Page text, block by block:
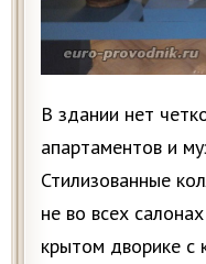
В здании нет
апартаментов и
Стилизованные
не во всех
крытом дворике с